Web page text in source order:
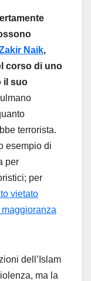
Naik,
corso di uno
il suo
terrorista.
esempio di
per
per
vietato
maggioranza
dell’Islam
ma la